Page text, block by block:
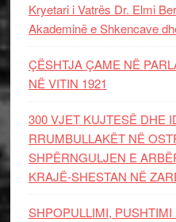
Kryetari i Vatrës Dr. Elmi
Akademinë e Shkencave
ÇËSHTJA ÇAME NË
NË VITIN 1921
300 VJET KUJTESË DHE
RRUMBULLAKËT NË
SHPËRNGULJEN E
KRAJË-SHESTAN NË
SHPOPULLIMI, PUSHTIMI